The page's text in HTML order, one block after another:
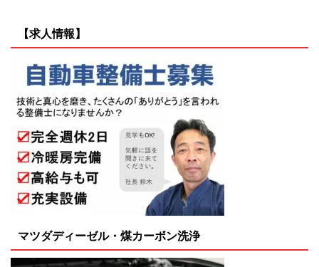
【求人情報】
マツダディーゼル・煤カーボン洗浄